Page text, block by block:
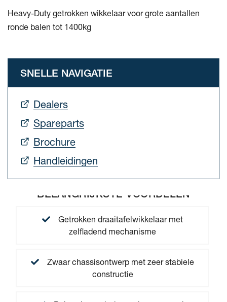
Heavy-Duty getrokken wikkelaar voor grote aantallen
ronde balen tot 1400kg
SNELLE NAVIGATIE
Dealers
Spareparts
Brochure
Handleidingen
BELANGRIJKSTE VOORDELEN
Getrokken draaitafelwikkelaar met
zelfladend mechanisme
Zwaar chassisontwerp met zeer stabiele
constructie